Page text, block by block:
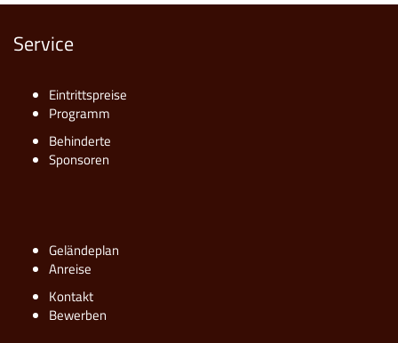
Service
Eintrittspreise
Programm
Behinderte
Sponsoren
Geländeplan
Anreise
Kontakt
Bewerben